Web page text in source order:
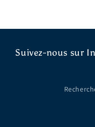
Suivez-nous sur